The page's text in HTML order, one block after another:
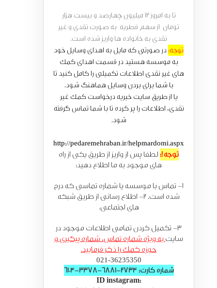
تا به امروز 12 میلیون چهارصد و بیست هزار
تومان از سهم فطریه به صورت نقدی و غیر
نقدی به خانواده ها واریز شده است.
توجه: در صورتی که مایل به اهدای وسایل خود
به موسسه هستید در قسمت اهدای کمک
های غیر نقدی اطلاعات تکمیلی را کامل کنید تا
با شما برای بردن وسایل هماهنگ شود.
یا از طریق سایت خیریه درخواست کمک غیر
نقدی، اطلاعات را پر کرده تا با شما تماس گرفته
شود.
http://pedaremehraban.ir/helpmardomi.aspx
توجه!: لطفا پس از واریز از طریق یکی از راه
های موجود به ما اطلاع دهید:
1- تماس با موسسه یا شماره تماسی که درج
شده است. 2- اطلاع رسانی از طریق شبکه
های اجتماعی.
3- تکمیل کردن تمامی اطلاعات موجود در
سایتبه ویژه شماره تماس، شماره پیگیری و
حوزه کمک را ذکر فرمایید.
021-36235350
شماره کارت: 2734-6881-3378-6104
ID instagram: